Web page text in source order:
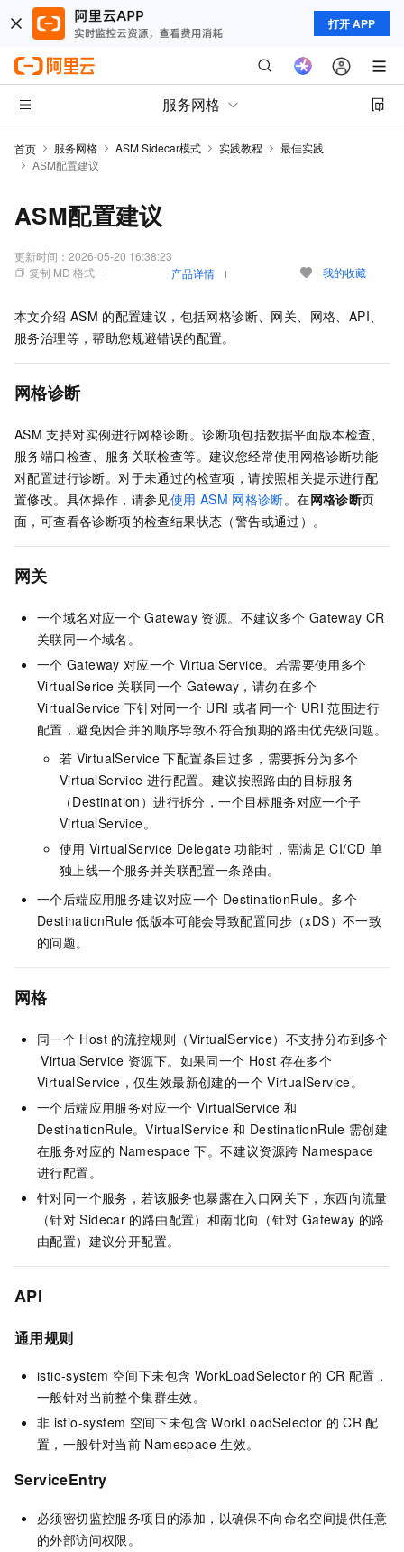
打开 APP
服务网格
首页 服务网格 ASM Sidecar模式 实践教程
最佳实践
ASM配置建议
ASM配置建议
更新时间： 2026-05-20 16:38:23
复制 MD 格式
产品详情 我的收藏
本文介绍 ASM 的配置建议，包括网格诊断、网关、网格、API、
服务治理等，帮助您规避错误的配置。
网格诊断
ASM 支持对实例进行网格诊断。诊断项包括数据平面版本检查、
服务端口检查、服务关联检查等。建议您经常使用网格诊断功能
对配置进行诊断。对于未通过的检查项，请按照相关提示进行配
置修改。具体操作，请参见使用 ASM 网格诊断。在网格诊断页
面，可查看各诊断项的检查结果状态（警告或通过）。
网关
一个域名对应一个 Gateway 资源。不建议多个 Gateway CR
关联同一个域名。
一个 Gateway 对应一个 VirtualService。若需要使用多个
VirtualSerice 关联同一个 Gateway，请勿在多个
VirtualService 下针对同一个 URI 或者同一个 URI 范围进行
配置，避免因合并的顺序导致不符合预期的路由优先级问题。
若 VirtualService 下配置条目过多，需要拆分为多个
VirtualService 进行配置。建议按照路由的目标服务
（Destination）进行拆分，一个目标服务对应一个子
VirtualService。
使用 VirtualService Delegate 功能时，需满足 CI/CD 单
独上线一个服务并关联配置一条路由。
一个后端应用服务建议对应一个 DestinationRule。多个
DestinationRule 低版本可能会导致配置同步（xDS）不一致
的问题。
网格
同一个 Host 的流控规则（VirtualService）不支持分布到多个
VirtualService 资源下。如果同一个 Host 存在多个
VirtualService，仅生效最新创建的一个 VirtualService。
一个后端应用服务对应一个 VirtualService 和
DestinationRule。VirtualService 和 DestinationRule 需创建
在服务对应的 Namespace 下。不建议资源跨 Namespace
进行配置。
针对同一个服务，若该服务也暴露在入口网关下，东西向流量
（针对 Sidecar 的路由配置）和南北向（针对 Gateway 的路
由配置）建议分开配置。
API
通用规则
istio-system 空间下未包含 WorkLoadSelector 的 CR 配置，
一般针对当前整个集群生效。
非 istio-system 空间下未包含 WorkLoadSelector 的 CR 配
置，一般针对当前 Namespace 生效。
ServiceEntry
必须密切监控服务项目的添加，以确保不向命名空间提供任意
的外部访问权限。